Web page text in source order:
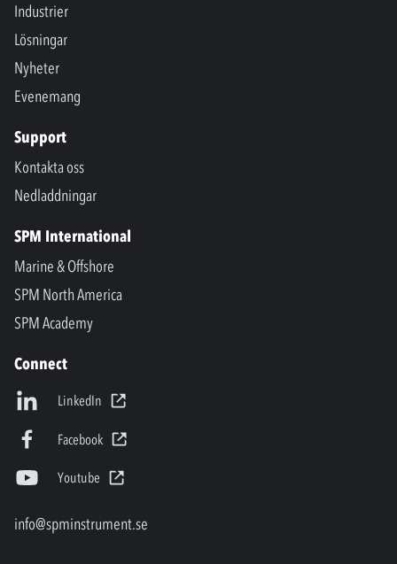
Industrier
Lösningar
Nyheter
Evenemang
Support
Kontakta oss
Nedladdningar
SPM International
Marine & Offshore
SPM North America
SPM Academy
Connect
LinkedIn
Facebook
Youtube
info@spminstrument.se